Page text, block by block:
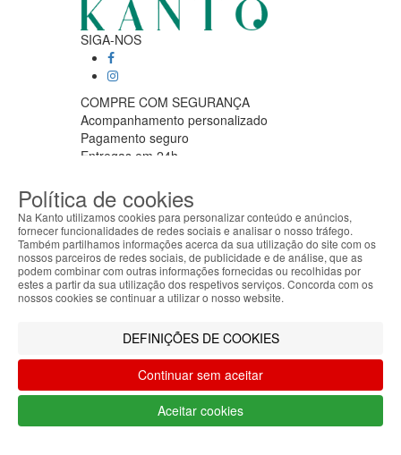
SIGA-NOS
COMPRE COM SEGURANÇA
Acompanhamento personalizado
Pagamento seguro
Entregas em 24h
Segunda a sexta feira
9:30 › 12:00
15:00 › 17:30
Clique para iniciar chat
PARCEIROS LOGISTICOS
MÉTODOS DE PAGAMENTO
Filtrar por
Limpar filtros
Filtrar
ABOUT THE COOKIES
Kanto handles information about your visit using
cookies that improve the performance of the
offer advertising tailored to your interests. By
continuing to browse our site, you accept the use of
these cookies. For more information, see our
Privacy and Cookie Policy. You can configure your
preferences in Cookie settings.
Accepted
Política de cookies
Na Kanto utilizamos cookies para personalizar conteúdo e anúncios,
fornecer funcionalidades de redes sociais e analisar o nosso tráfego.
Também partilhamos informações acerca da sua utilização do site com os
nossos parceiros de redes sociais, de publicidade e de análise, que as
podem combinar com outras informações fornecidas ou recolhidas por
estes a partir da sua utilização dos respetivos serviços. Concorda com os
nossos cookies se continuar a utilizar o nosso website.
DEFINIÇÕES DE COOKIES
Continuar sem aceitar
Aceitar cookies